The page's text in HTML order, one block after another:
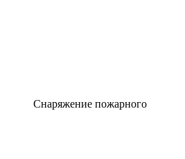
Снаряжение пожарного